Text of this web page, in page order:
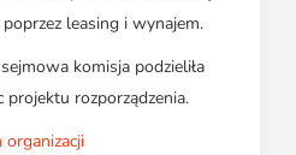
leasing i wynajem.
komisja podzieliła
rozporządzenia.